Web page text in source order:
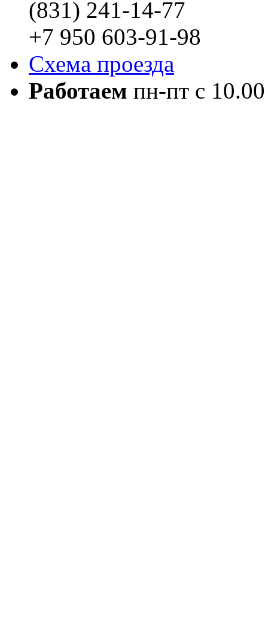
(831) 241-14-77
+7 950 603-91-98
Схема проезда
Работаем пн-пт с